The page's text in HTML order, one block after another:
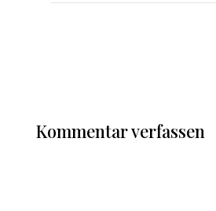
Kommentar verfassen